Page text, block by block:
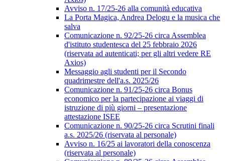
Avviso n. 17/25-26 alla comunità educativa
La Porta Magica, Andrea Delogu e la musica che
salva
Comunicazione n. 92/25-26 circa Assemblea
d'istituto studentesca del 25 febbraio 2026
(riservata ad autenticati; per gli altri vedere RE
Axios)
Messaggio agli studenti per il Secondo
quadrimestre dell'a.s. 2025/26
Comunicazione n. 91/25-26 circa Bonus
economico per la partecipazione ai viaggi di
istruzione di più giorni – presentazione
attestazione ISEE
Comunicazione n. 90/25-26 circa Scrutini finali
a.s. 2025/26 (riservata al personale)
Avviso n. 16/25 ai lavoratori della conoscenza
(riservata al personale)